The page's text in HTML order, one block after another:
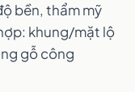
bền, thẩm mỹ
khung/mặt lộ
gỗ công